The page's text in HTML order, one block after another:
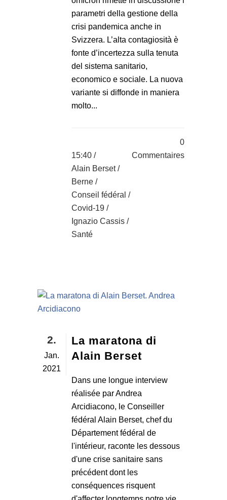
parametri della gestione della
crisi pandemica anche in
Svizzera. L’alta contagiosità è
fonte d’incertezza sulla tenuta
del sistema sanitario,
economico e sociale. La nuova
variante si diffonde in maniera
molto...
15:40 /
Alain Berset/
Berne /
Conseil fédéral /
Covid-19 /
Ignazio Cassis /
Santé
0
Commentaires
2.
Jan.
2021
La maratona di
Alain Berset
Dans une longue interview
réalisée par Andrea
Arcidiacono, le Conseiller
fédéral Alain Berset, chef du
Département fédéral de
l'intérieur, raconte les dessous
d'une crise sanitaire sans
précédent dont les
conséquences risquent